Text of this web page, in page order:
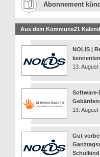
Abonnement
Aus dem Kommune21
NOLIS |
13.
Software-
13.
Gut
Schulkind